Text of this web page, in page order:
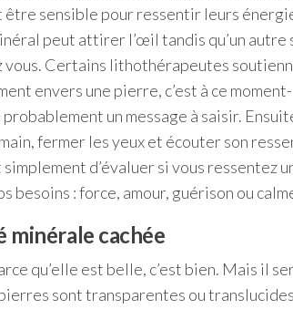
être sensible pour ressentir leurs
peut attirer l’œil tandis qu’un autre
vous. Certains lithothérapeutes
envers une pierre, c’est à ce
un message à saisir.
fermer les yeux et écouter son
simplement d’évaluer si vous ressentez
besoins : force, amour, guérison ou
minérale cachée
qu’elle est belle, c’est bien. Mais il
sont transparentes ou